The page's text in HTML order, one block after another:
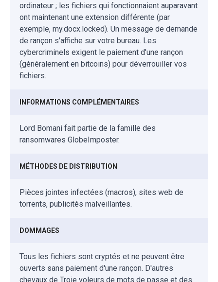
ordinateur ; les fichiers qui fonctionnaient auparavant
ont maintenant une extension différente (par
exemple, my.docx.locked). Un message de demande
de rançon s'affiche sur votre bureau. Les
cybercriminels exigent le paiement d'une rançon
(généralement en bitcoins) pour déverrouiller vos
fichiers.
INFORMATIONS COMPLÉMENTAIRES
Lord Bomani fait partie de la famille des
ransomwares GlobeImposter.
MÉTHODES DE DISTRIBUTION
Pièces jointes infectées (macros), sites web de
torrents, publicités malveillantes.
DOMMAGES
Tous les fichiers sont cryptés et ne peuvent être
ouverts sans paiement d'une rançon. D'autres
chevaux de Troie voleurs de mots de passe et des